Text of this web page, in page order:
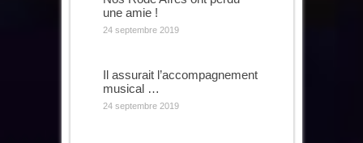
une amie !
24 septembre 2019
Il assurait l’accompagnement
musical …
24 septembre 2019